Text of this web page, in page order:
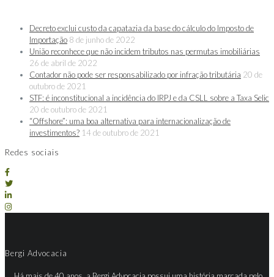
Decreto exclui custo da capatazia da base do cálculo do Imposto de
Importação 8 de junho de 2022
União reconhece que não incidem tributos nas permutas imobiliárias
26 de abril de 2022
Contador não pode ser responsabilizado por infração tributária 20 de
outubro de 2021
STF: é inconstitucional a incidência do IRPJ e da CSLL sobre a Taxa Selic
20 de outubro de 2021
“Offshore”: uma boa alternativa para internacionalização de
investimentos? 14 de outubro de 2021
Redes sociais
Bergi Advocacia